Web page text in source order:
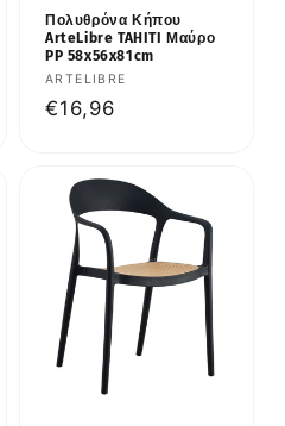
Πολυθρόνα Κήπου
ArteLibre TAHITI Μαύρο
PP 58x56x81cm
Προμηθευτής:
ARTELIBRE
Κανονική
€16,96